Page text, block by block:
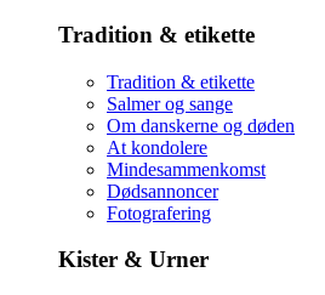
Tradition & etikette
Tradition & etikette
Salmer og sange
Om danskerne og døden
At kondolere
Mindesammenkomst
Dødsannoncer
Fotografering
Kister & Urner